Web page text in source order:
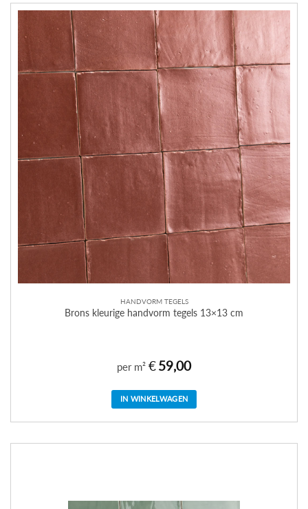
HANDVORM TEGELS
Brons kleurige handvorm tegels 13×13 cm
per m² €59,00
IN WINKELWAGEN